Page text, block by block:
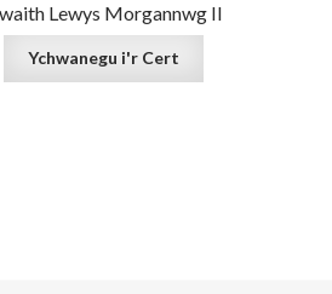
Lewys Morgannwg II
Ychwanegu i'r Cert